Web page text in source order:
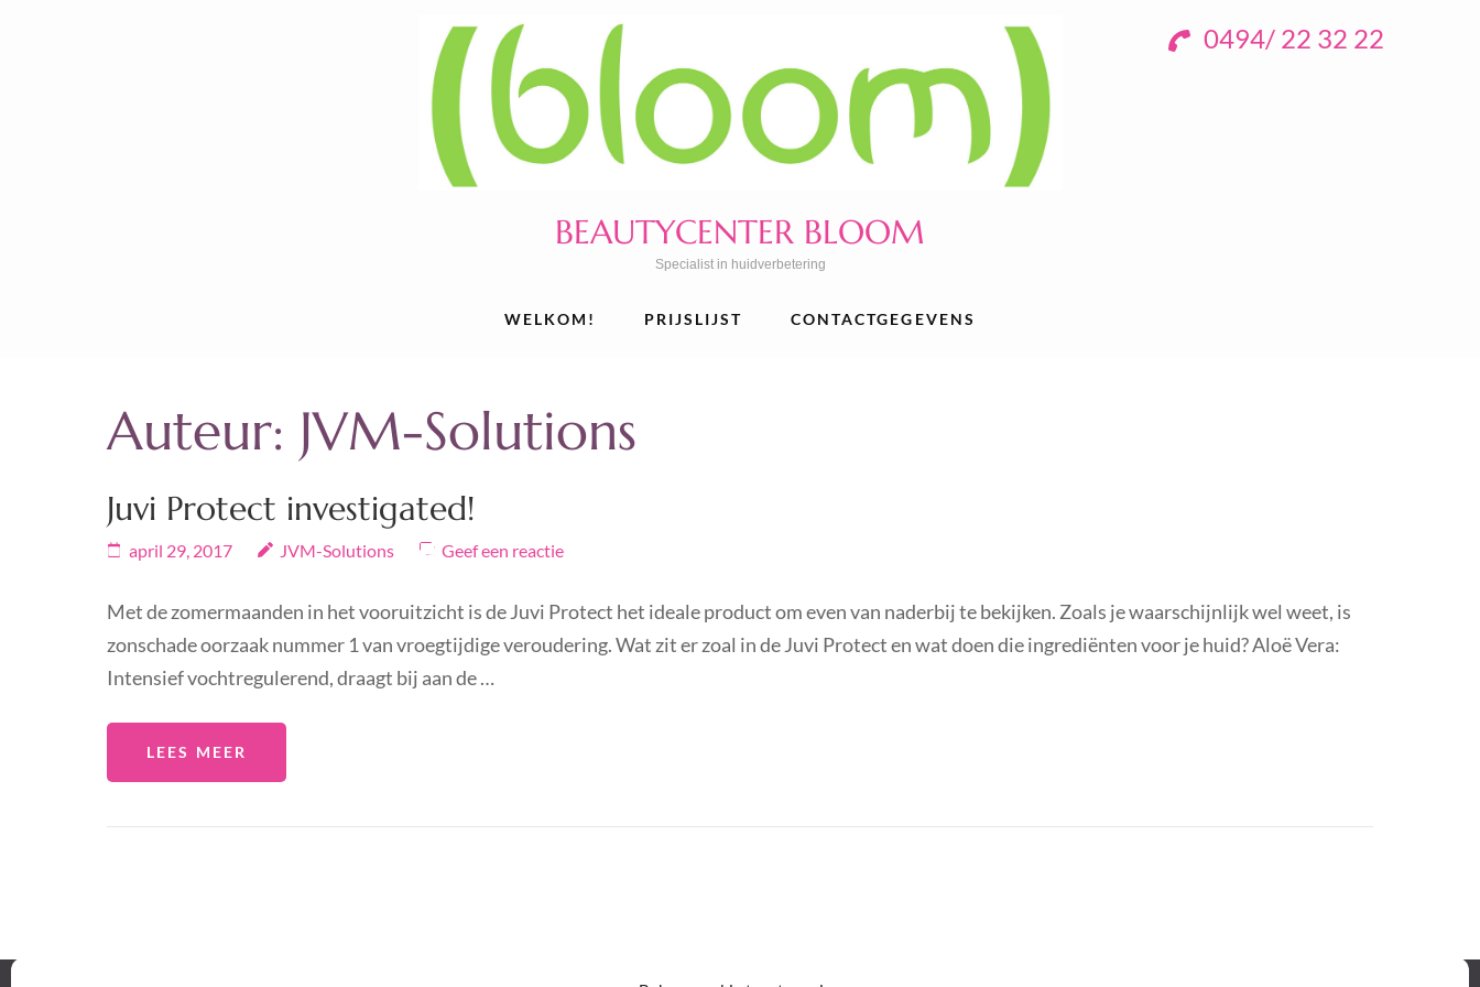
0494/ 22 32 22
BEAUTYCENTER BLOOM
Specialist in huidverbetering
WELKOM! PRIJSLIJST CONTACTGEGEVENS
Auteur: JVM-Solutions
Juvi Protect investigated!
april 29, 2017 JVM-Solutions Geef een reactie
Met de zomermaanden in het vooruitzicht is de Juvi Protect het ideale product om even van naderbij te bekijken. Zoals je waarschijnlijk wel weet, is
zonschade oorzaak nummer 1 van vroegtijdige veroudering. Wat zit er zoal in de Juvi Protect en wat doen die ingrediënten voor je huid? Aloë Vera:
Intensief vochtregulerend, draagt bij aan de …
LEES MEER